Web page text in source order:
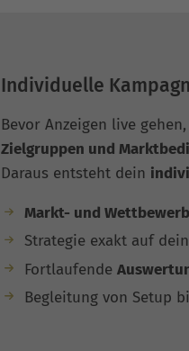
Individuelle
Bevor Anzeigen live
Zielgruppen und
Daraus entsteht dein
Markt- und
Strategie exakt auf
Fortlaufende
Begleitung von Setup